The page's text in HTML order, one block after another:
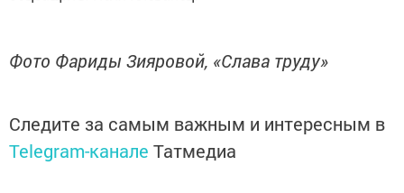
Фото Фариды Зияровой, «Слава труду»
Следите за самым важным и интересным в
Telegram-канале Татмедиа